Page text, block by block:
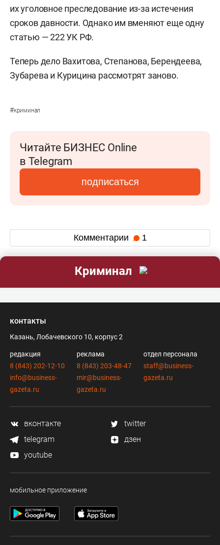
их уголовное преследование из-за истечения
сроков давности. Однако им вменяют еще одну
статью — 222 УК РФ.
Теперь дело Вахитова, Степанова, Берендеева,
Зубарева и Курицина рассмотрят заново.
#криминал
Читайте БИЗНЕС Online
в Telegram
подписаться
Комментарии 1
Криминал
контакты
Казань, Лобачевского 10, корпус 2
редакция
8 (843) 202-12-10
info@business-
gazeta.ru
реклама
8 (843) 203-48-47
mir@business-
gazeta.ru
отдел персонала
staff@business-
gazeta.ru
вконтакте
twitter
telegram
дзен
youtube
мобильное приложение